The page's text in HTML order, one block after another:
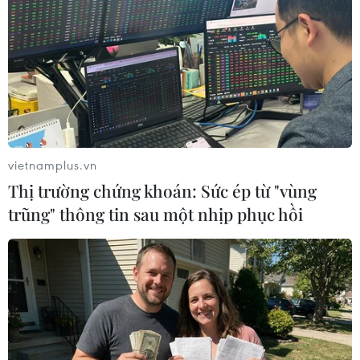
Theo dõi VietnamPlus
TIN LIÊN QUAN
vietnamplus.vn
Thị trường chứng khoán: Sức ép từ "vùng
trũng" thông tin sau một nhịp phục hồi